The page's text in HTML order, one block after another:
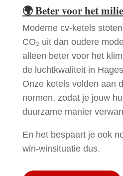
🌍Beter voor het
Moderne cv-ketels
CO₂ uit dan oudere
alleen beter voor het
de luchtkwaliteit in
Onze ketels volden aan
normen, zodat je jouw
duurzame manier
En het bespaart je ook
win-winsituatie dus.